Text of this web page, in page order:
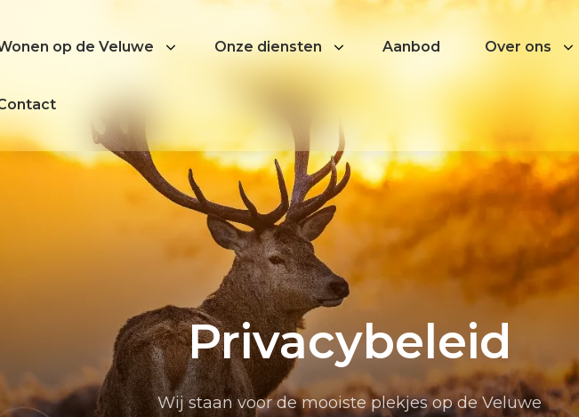
op de Veluwe
Woning
Zoekopdracht instellen
Onze diensten Aanbod Over ons
Privacybeleid
Wij staan voor de mooiste plekjes op de Veluwe